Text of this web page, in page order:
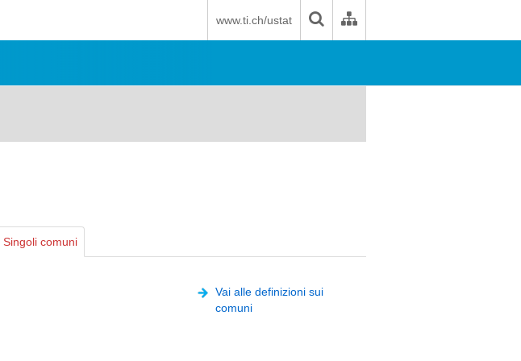
www.ti.ch/ustat
Singoli comuni
Vai alle definizioni sui
comuni